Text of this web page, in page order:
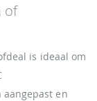
of
is ideaal om
en